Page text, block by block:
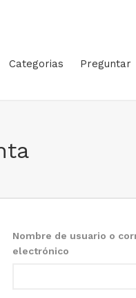
Categorias Preguntar
Nombre de usuario o
electrónico